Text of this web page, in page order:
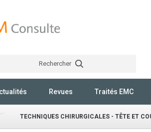
Rechercher
Revues Traités EMC
TECHNIQUES CHIRURGICALES - TÊTE ET